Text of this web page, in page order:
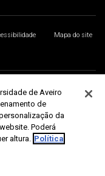
Mapa do site
de Aveiro
de
da
Poderá
altura. Política